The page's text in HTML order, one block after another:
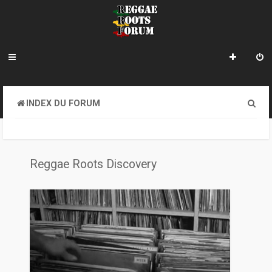
INDEX DU FORUM
Reggae Roots Discovery